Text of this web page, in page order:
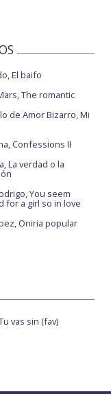
El baifo
The romantic
de Amor Bizarro, Mi
Confessions II
La verdad o la
You seem
for a girl so in love
Oniria popular
vas sin (fav)